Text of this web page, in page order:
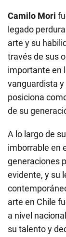
Camilo Mori
legado
arte y su
través de sus
importante en
vanguardista
posiciona
de su
A lo largo de
imborrable en
generaciones
evidente, y su
arte en Chile
a nivel
su talento y